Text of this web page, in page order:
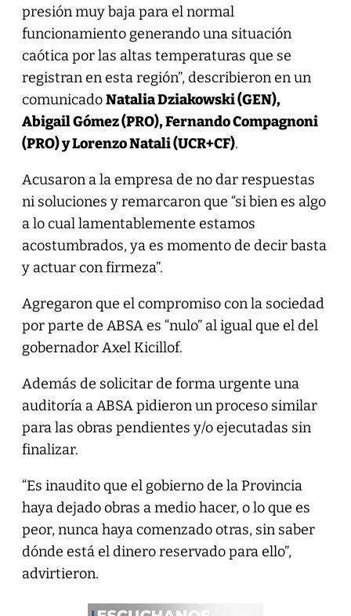
presión muy baja para el normal
funcionamiento generando una situación
caótica por las altas temperaturas que se
registran en esta región”, describieron en un
comunicadoNatalia Dziakowski (GEN),
Abigail Gómez (PRO), Fernando Compagnoni
(PRO) y Lorenzo Natali (UCR+CF).
Acusaron a la empresa de no dar respuestas
ni soluciones y remarcaron que “si bien es algo
a lo cual lamentablemente estamos
acostumbrados, ya es momento de decir basta
y actuar con firmeza”.
Agregaron que el compromiso con la sociedad
por parte de ABSA es “nulo” al igual que el del
gobernador Axel Kicillof.
Además de solicitar de forma urgente una
auditoría a ABSA pidieron un proceso similar
para las obras pendientes y/o ejecutadas sin
finalizar.
“Es inaudito que el gobierno de la Provincia
haya dejado obras a medio hacer, o lo que es
peor, nunca haya comenzado otras, sin saber
dónde está el dinero reservado para ello”,
advirtieron.